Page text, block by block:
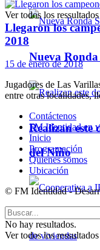
Nueva
Realizan este
del Niño
Ver todos los ressultados
Llegaron los
2018
15 de enero de 2018
Jugadores de Las
entre otras localidades,
Contáctenos
FM Identidad en
Inicio
Programación
Quienes somos
Ubicación
© FM Identidad -
No hay resultados.
Ver todos los ressultados